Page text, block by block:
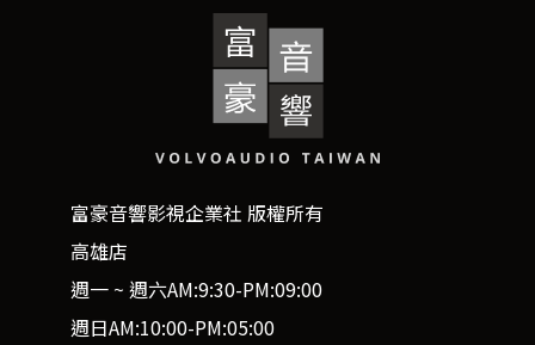
富豪音響影視企業社 版權所有
高雄店
週一 ~ 週六AM:9:30-PM:09:00
週日AM:10:00-PM:05:00